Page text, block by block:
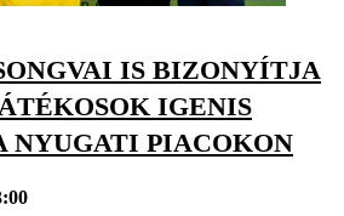
IS BIZONYÍTJA
IGENIS
NYUGATI PIACOKON